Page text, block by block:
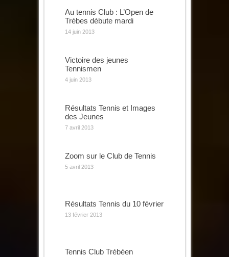
Au tennis Club : L’Open de
Trèbes débute mardi
14 juin 2013
Victoire des jeunes
Tennismen
4 juin 2013
Résultats Tennis et Images
des Jeunes
7 avril 2013
Zoom sur le Club de Tennis
5 avril 2013
Résultats Tennis du 10 février
13 février 2013
Tennis Club Trébéen